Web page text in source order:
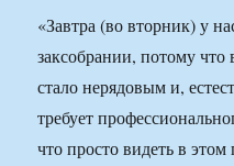
«Завтра (во вторник) у
заксобрании, потому
стало нерядовым и,
требует
что просто видеть в